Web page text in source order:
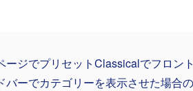
ージでプリセットClassicalでフロン
バーでカテゴリーを表示させた場合